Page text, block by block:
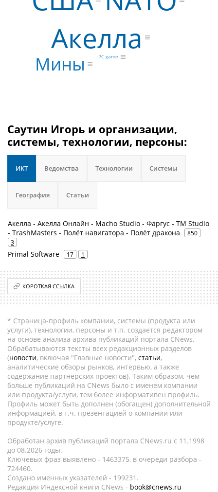
Акелла
Мины PC game
Саутин Игорь и организации,
системы, технологии, персоны:
ИКТ Ведомства Технологии Системы
География Статьи
Акелла - Акелла Онлайн - Macho Studio - Фаргус - TM Studio
- TrashMasters - Полёт навигатора - Полёт дракона
850
3
Primal Software 17 1
КОРОТКАЯ ССЫЛКА
* Страница-профиль компании, системы (продукта или
услуги), технологии, персоны и т.п. создается редактором
на основе анализа архива публикаций портала CNews.
Обрабатываются тексты всех редакционных разделов
(новости, включая "Главные новости", статьи,
аналитические обзоры рынков, интервью, а также
содержание партнёрских проектов). Таким образом, чем
больше публикаций на CNews было с именем компании
или продукта/услуги, тем более информативен профиль.
Профиль может быть дополнен (обогащен) дополнительной
информацией, в т.ч. презентацией о компании или
продукте/услуге.
Обработан архив публикаций портала CNews.ru c 11.1998
до 08.2026 годы.
Ключевых фраз выявлено - 1463375, в очереди разбора -
724460.
Создано именных указателей - 199231.
Редакция Индексной книги CNews - book@cnews.ru